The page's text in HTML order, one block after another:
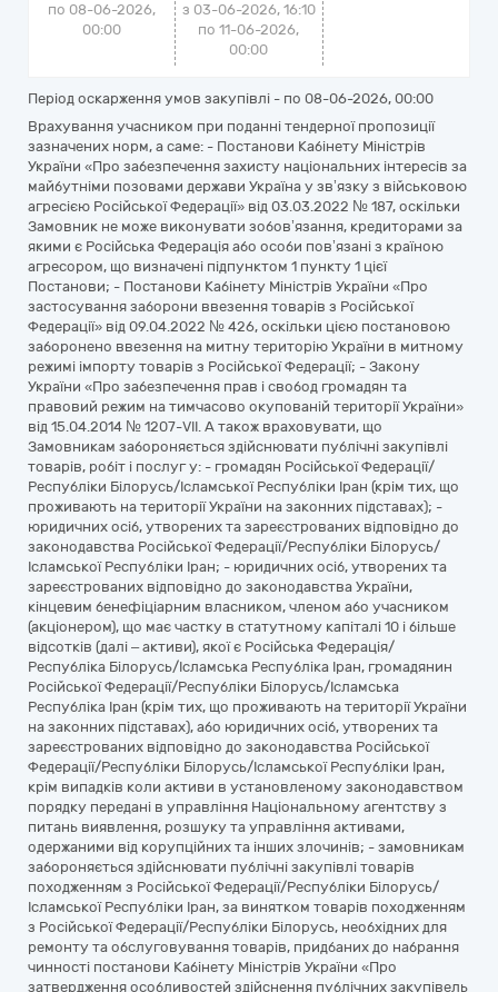
по 08-06-2026,
00:00
з 03-06-2026, 16:10
по 11-06-2026,
00:00
Період оскарження умов закупівлі - по 08-06-2026, 00:00
Врахування учасником при поданні тендерної пропозиції
зазначених норм, а саме: - Постанови Кабінету Міністрів
України «Про забезпечення захисту національних інтересів за
майбутніми позовами держави Україна у зв’язку з військовою
агресією Російської Федерації» від 03.03.2022 № 187, оскільки
Замовник не може виконувати зобов’язання, кредиторами за
якими є Російська Федерація або особи пов’язані з країною
агресором, що визначені підпунктом 1 пункту 1 цієї
Постанови; - Постанови Кабінету Міністрів України «Про
застосування заборони ввезення товарів з Російської
Федерації» від 09.04.2022 № 426, оскільки цією постановою
заборонено ввезення на митну територію України в митному
режимі імпорту товарів з Російської Федерації; - Закону
України «Про забезпечення прав і свобод громадян та
правовий режим на тимчасово окупованій території України»
від 15.04.2014 № 1207-VII. А також враховувати, що
Замовникам забороняється здійснювати публічні закупівлі
товарів, робіт і послуг у: - громадян Російської Федерації/
Республіки Білорусь/Ісламської Республіки Іран (крім тих, що
проживають на території України на законних підставах); -
юридичних осіб, утворених та зареєстрованих відповідно до
законодавства Російської Федерації/Республіки Білорусь/
Ісламської Республіки Іран; - юридичних осіб, утворених та
зареєстрованих відповідно до законодавства України,
кінцевим бенефіціарним власником, членом або учасником
(акціонером), що має частку в статутному капіталі 10 і більше
відсотків (далі – активи), якої є Російська Федерація/
Республіка Білорусь/Ісламська Республіка Іран, громадянин
Російської Федерації/Республіки Білорусь/Ісламська
Республіка Іран (крім тих, що проживають на території України
на законних підставах), або юридичних осіб, утворених та
зареєстрованих відповідно до законодавства Російської
Федерації/Республіки Білорусь/Ісламської Республіки Іран,
крім випадків коли активи в установленому законодавством
порядку передані в управління Національному агентству з
питань виявлення, розшуку та управління активами,
одержаними від корупційних та інших злочинів; - замовникам
забороняється здійснювати публічні закупівлі товарів
походженням з Російської Федерації/Республіки Білорусь/
Ісламської Республіки Іран, за винятком товарів походженням
з Російської Федерації/Республіки Білорусь, необхідних для
ремонту та обслуговування товарів, придбаних до набрання
чинності постанови Кабінету Міністрів України «Про
затвердження особливостей здійснення публічних закупівель